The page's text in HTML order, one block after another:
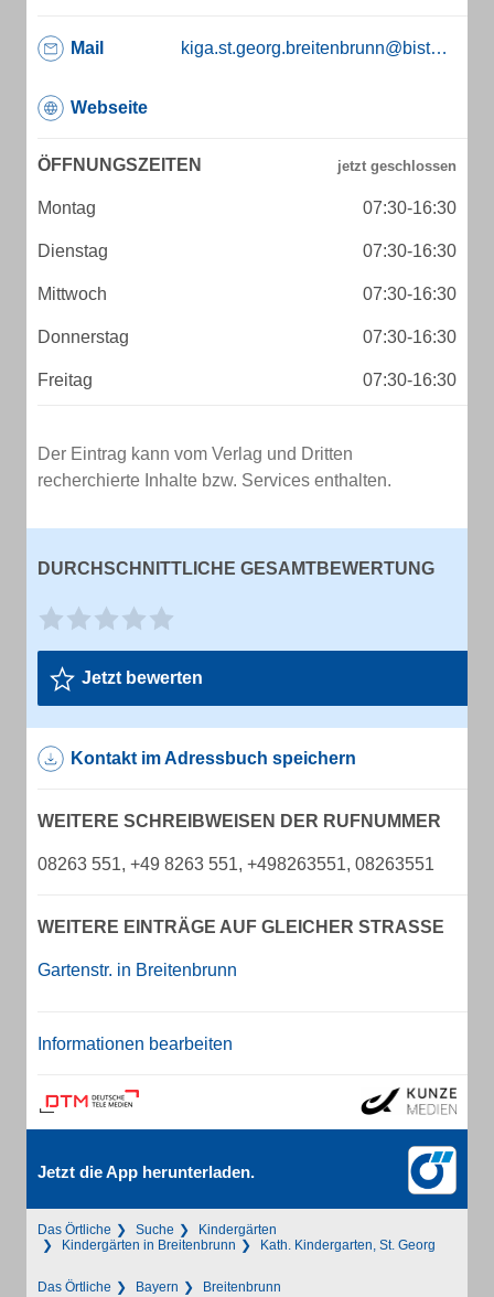
Mail kiga.st.georg.breitenbrunn@bistum-augsburg.de
Webseite
ÖFFNUNGSZEITEN
Montag 07:30-16:30
Dienstag 07:30-16:30
Mittwoch 07:30-16:30
Donnerstag 07:30-16:30
Freitag 07:30-16:30
Der Eintrag kann vom Verlag und Dritten
recherchierte Inhalte bzw. Services enthalten.
DURCHSCHNITTLICHE GESAMTBEWERTUNG
Jetzt bewerten
Kontakt im Adressbuch speichern
WEITERE SCHREIBWEISEN DER RUFNUMMER
08263 551, +49 8263 551, +498263551, 08263551
WEITERE EINTRÄGE AUF GLEICHER STRASSE
Gartenstr. in Breitenbrunn
Informationen bearbeiten
Jetzt die App herunterladen.
Das Örtliche Suche
Kindergärten
Kindergärten in Breitenbrunn
Kath. Kindergarten, St. Georg
Das Örtliche Bayern Breitenbrunn